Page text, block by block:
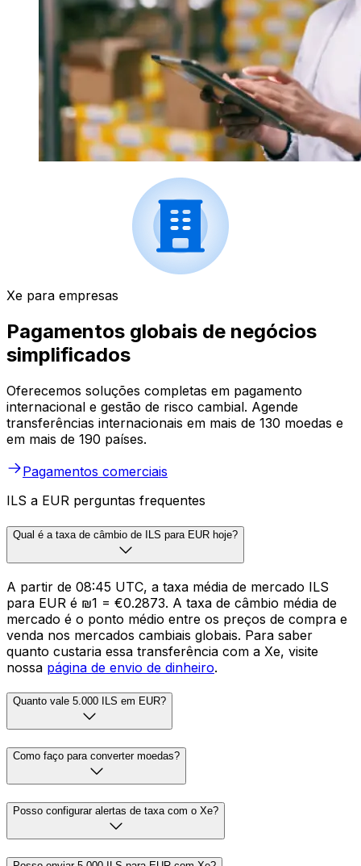
Xe para empresas
Pagamentos globais de negócios
simplificados
Oferecemos soluções completas em pagamento
internacional e gestão de risco cambial. Agende
transferências internacionais em mais de 130 moedas e
em mais de 190 países.
Pagamentos comerciais
ILS a EUR perguntas frequentes
Qual é a taxa de câmbio de ILS para EUR hoje?
A partir de 08:45 UTC, a taxa média de mercado ILS
para EUR é ₪1 = €0.2873. A taxa de câmbio média de
mercado é o ponto médio entre os preços de compra e
venda nos mercados cambiais globais. Para saber
quanto custaria essa transferência com a Xe, visite
nossa página de envio de dinheiro.
Quanto vale 5.000 ILS em EUR?
Como faço para converter moedas?
Posso configurar alertas de taxa com o Xe?